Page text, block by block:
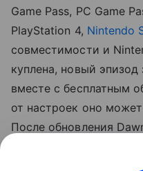
Game Pass, PC Game
PlayStation 4, Nintendo
совместимости и
куплена, новый эпизод
вместе с бесплатным
от настроек оно
После обновления
кооперативный